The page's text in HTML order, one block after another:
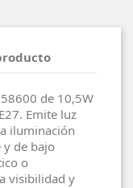
de 10,5W
Emite luz
iluminación
y de bajo
o
visibilidad y